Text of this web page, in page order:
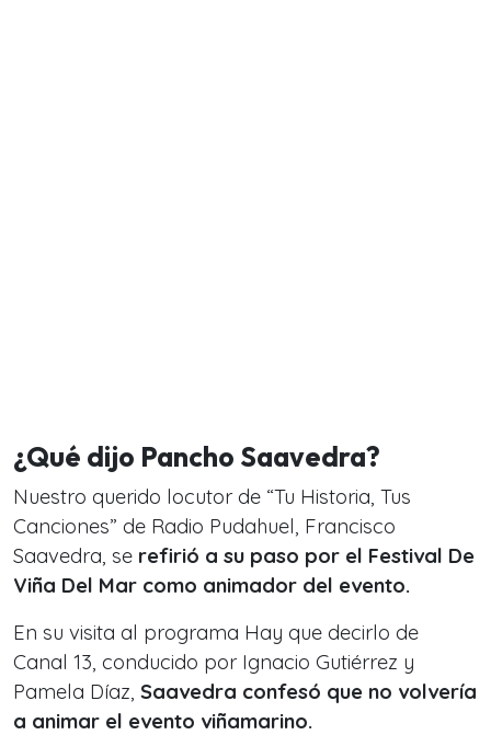
¿Qué dijo Pancho Saavedra?
Nuestro querido locutor de “Tu Historia, Tus
Canciones” de Radio Pudahuel, Francisco
Saavedra, se refirió a su paso por el Festival De
Viña Del Mar como animador del evento.
En su visita al programa Hay que decirlo de
Canal 13, conducido por Ignacio Gutiérrez y
Pamela Díaz, Saavedra confesó que no volvería
a animar el evento viñamarino.